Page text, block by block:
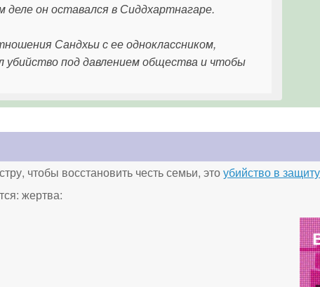
он оставался в Сиддхартнагаре.
Сандхьи с ее одноклассником,
убийство под давлением общества и чтобы
чтобы восстановить честь семьи, этоубийство в
жертва: